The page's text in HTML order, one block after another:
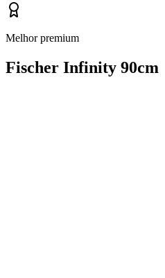
Melhor premium
Fischer Infinity 90cm